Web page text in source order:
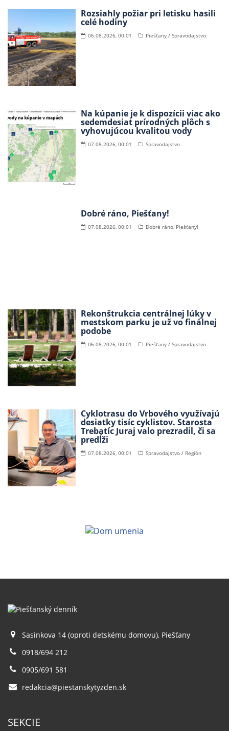
Rozsiahly požiar pri letisku hasili
celé hodiny
06.08.2026, 00:01 Piešťany / Spravodajstvo
Na kúpanie je k dispozícii viac ako
sedemdesiat prírodných plôch s
vyhovujúcou kvalitou vody
07.08.2026, 00:01 Spravodajstvo
Dobré ráno, Piešťany!
07.08.2026, 00:01 Dobré ráno, Piešťany!
Rekonštrukcia centrálnej lúky v
mestskom parku je už vo finálnej
podobe
06.08.2026, 00:01 Piešťany / Spravodajstvo
Cyklotrasu do Vrbového využívajú
desiatky tisíc cyklistov. Starosta
Trebatíc Juraj valo prezradil, či sa
predĺži
07.08.2026, 00:01 Spravodajstvo / Región
Sasinkova 14 (oproti detskému domovu), Piešťany
0918/694 212
0905/691 581
redakcia@piestanskytyzden.sk
SEKCIE